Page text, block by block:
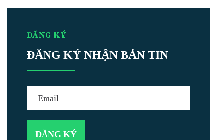
ĐĂNG KÝ
ĐĂNG KÝ NHẬN BẢN TIN